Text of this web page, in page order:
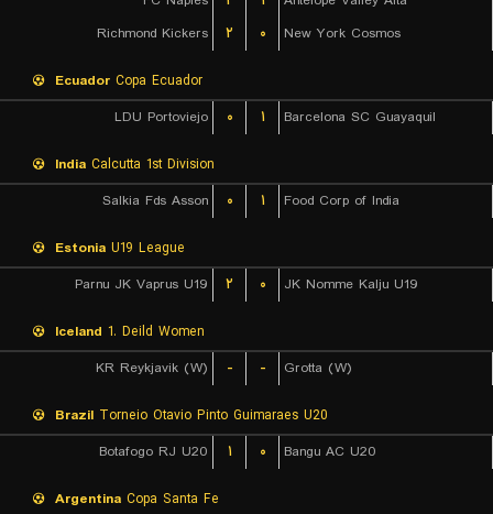
Richmond Kickers
۲ ۰ New York Cosmos
Ecuador Copa Ecuador
LDU Portoviejo
۰ ۱ Barcelona SC Guayaquil
India Calcutta 1st Division
Salkia Fds Asson
۰ ۱ Food Corp of India
Estonia U19 League
Parnu JK Vaprus U19
۲ ۰ JK Nomme Kalju U19
Iceland 1. Deild Women
KR Reykjavik (W)
- - Grotta (W)
Brazil Torneio Otavio Pinto Guimaraes U20
Botafogo RJ U20
۱ ۰ Bangu AC U20
Argentina Copa Santa Fe